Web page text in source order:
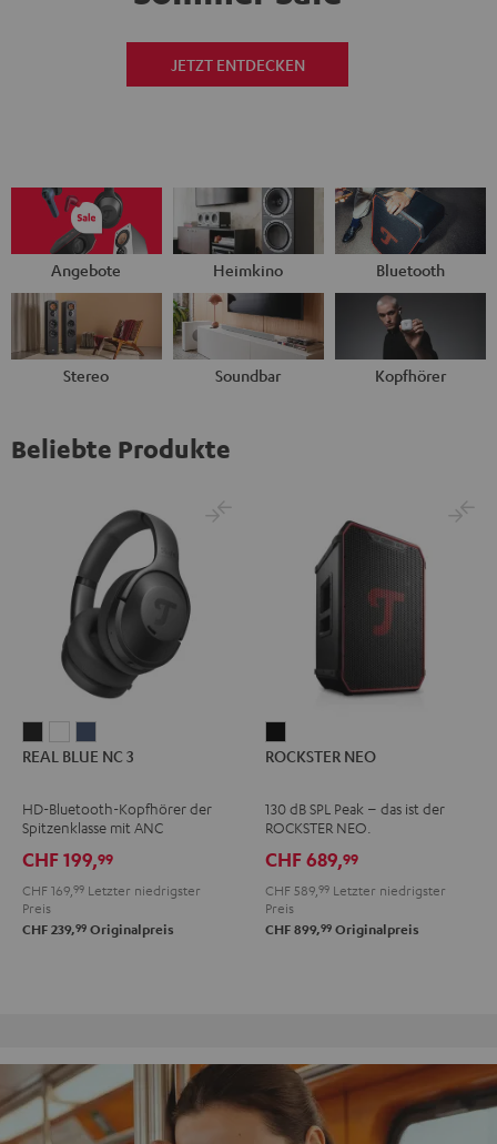
JETZT ENTDECKEN
Angebote Heimkino Bluetooth
Stereo Soundbar Kopfhörer
Beliebte Produkte
BLUE
3
Night
Black
BLUE
3
Pearl
White
BLUE
3
Steel
Blue
REAL BLUE NC 3
HD-Bluetooth-Kopfhörer der
Spitzenklasse mit ANC
CHF 199,99
CHF 169, 99 Letzter niedrigster
Preis
CHF 239,99 Originalpreis
NEO
ROCKSTER NEO
130 dB SPL Peak – das ist der
ROCKSTER NEO.
CHF 689,99
CHF 589, 99 Letzter niedrigster
Preis
CHF 899,99 Originalpreis